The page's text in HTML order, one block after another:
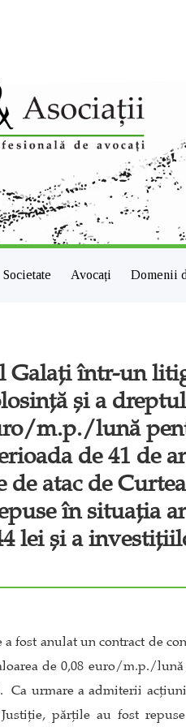
Societate Avocați Domenii
într-un
și a
m.p./lună
de 41 de
atac de
în situația
lei și a
anulat un contract de
de 0,08 euro/m.p./
urmare a admiterii
părțile au fost